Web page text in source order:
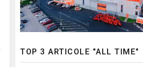
TOP 3 ARTICOLE "ALL TIME"